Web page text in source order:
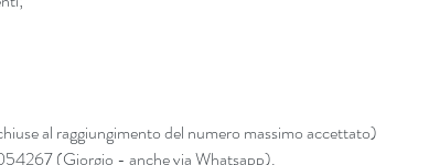
al raggiungimento del numero massimo accettato)
(Giorgio - anche via Whatsapp).